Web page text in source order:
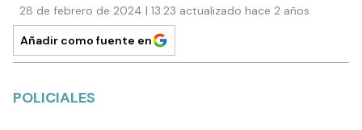
28 de febrero de 2024 | 13:23 actualizado hace 2 años
Añadir como fuente en
POLICIALES